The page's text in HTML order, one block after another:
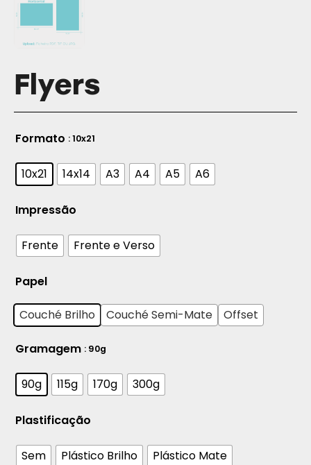
Flyers
Formato : 10x21
10x21 14x14 A3 A4 A5 A6
Impressão
Frente Frente e Verso
Papel
Couché Brilho Couché Semi-Mate Offset
Gramagem : 90g
90g 115g 170g 300g
Plastificação
Sem Plástico Brilho Plástico Mate